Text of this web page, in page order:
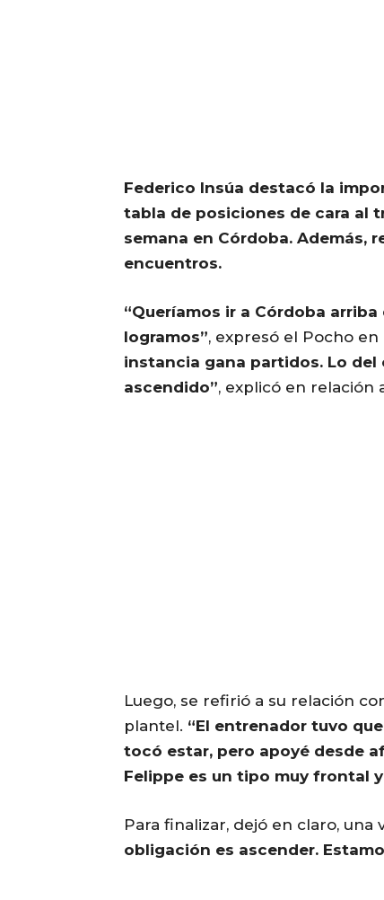
Federico Insúa destacó la
tabla de posiciones de cara al
semana en Córdoba. Además,
encuentros.
“Queríamos ir a Córdoba
logramos”, expresó el Pocho en
instancia gana partidos. Lo
ascendido”, explicó en relación
Luego, se refirió a su relación
plantel. “El entrenador tuvo
tocó estar, pero apoyé desde
Felippe es un tipo muy frontal
Para finalizar, dejó en claro, una
obligación es ascender.